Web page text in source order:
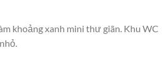
khoảng xanh mini thư giãn. Khu WC